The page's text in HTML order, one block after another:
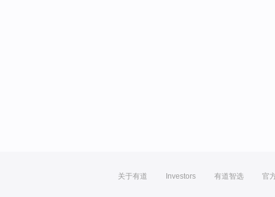
关于有道 Investors 有道智选 官